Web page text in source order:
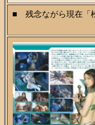
■ 残念ながら現在「